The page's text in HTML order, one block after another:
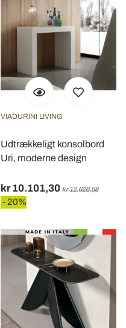
VIADURINI LIVING
Udtrækkeligt konsolbord
Uri, moderne design
kr 10.101,30 kr 12.626,58
- 20%